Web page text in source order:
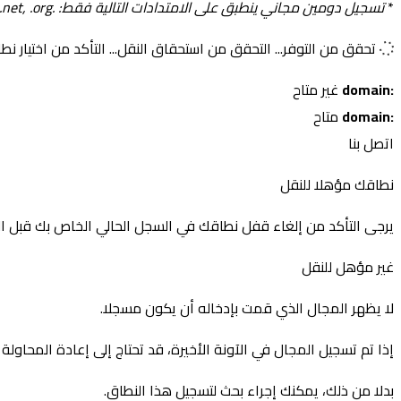
*تسجيل دومين مجاني ينطبق على الامتدادات التالية فقط: .com, .net, .org
تحقق من التوفر... التحقق من استحقاق النقل... التأكد من اختيار
:domain
غير متاح
:domain
متاح
اتصل بنا
نطاقك مؤهلا للنقل
يرجى التأكد من إلغاء قفل نطاقك في السجل الحالي الخاص بك قبل
غير مؤهل للنقل
لا يظهر المجال الذي قمت بإدخاله أن يكون مسجلا.
إذا تم تسجيل المجال في الآونة الأخيرة، قد تحتاج إلى إعادة
بدلا من ذلك، يمكنك إجراء بحث لتسجيل هذا النطاق.